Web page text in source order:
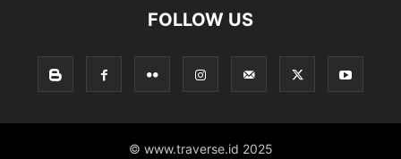
FOLLOW US
© www.traverse.id 2025